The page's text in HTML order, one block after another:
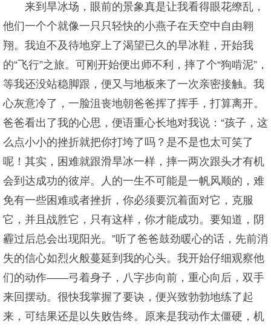
来到旱冰场，眼前的景象真是让我看得眼花缭乱，
他们一个个就像一只只轻快的小燕子在天空中自由翱
翔。我迫不及待地穿上了渴望已久的旱冰鞋，开始我
的“飞行”之旅。可刚开始便出师不利，摔了个“狗啃泥”，
等我还没站稳脚跟，便又与地板来了一次亲密接触。我
心灰意冷了，一脸沮丧地朝爸爸挥了挥手，打算离开。
爸爸看出了我的心思，便语重心长地对我说：“孩子，这
么点小小的挫折就把你打垮了吗？是不是也太可笑了
呢！其实，困难就跟滑旱冰一样，摔一两次跟头才有机
会到达成功的彼岸。人的一生不可能是一帆风顺的，难
免有一些困难或者挫折，你必须要沉着面对它，克服
它，并且战胜它，只有这样，你才能成功。要知道，阴
霾过后总会出现阳光。”听了爸爸鼓劲暖心的话，先前消
失的信心如烈火般蔓延到我的心头。我开始仔细观察他
们的动作——弓着身子，八字步向前，重心向后，双手
来回摆动。很快我掌握了要诀，便兴致勃勃地练了起
来，可结果还是以失败告终。原来是我动作太僵硬，机